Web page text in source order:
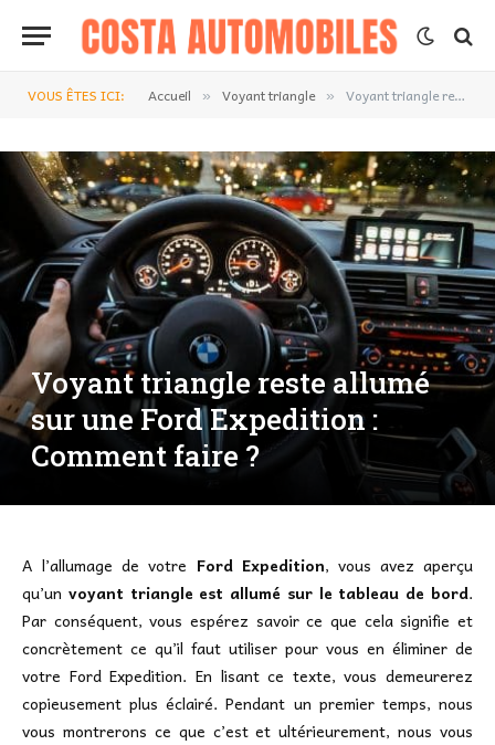
VOUS ÊTES ICI: Accueil » Voyant triangle » Voyant triangle reste allumé sur une Ford Expedition : Comment faire ?
Voyant triangle reste allumé
sur une Ford Expedition :
Comment faire ?
A l’allumage de votre Ford Expedition, vous avez aperçu
qu’un voyant triangle est allumé sur le tableau de bord.
Par conséquent, vous espérez savoir ce que cela signifie et
concrètement ce qu’il faut utiliser pour vous en éliminer de
votre Ford Expedition. En lisant ce texte, vous demeurerez
copieusement plus éclairé. Pendant un premier temps, nous
vous montrerons ce que c’est et ultérieurement, nous vous